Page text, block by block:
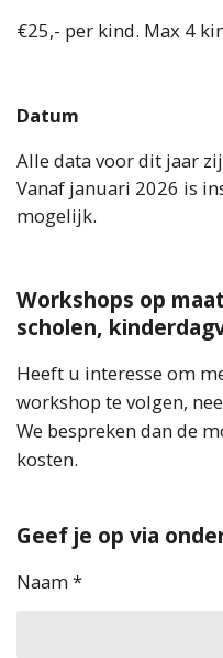
€25,- per kind. Max 4
Datum
Alle data voor dit jaar
Vanaf januari 2026 is
mogelijk.
Workshops op
scholen,
Heeft u interesse om
workshop te volgen,
We bespreken dan de
kosten.
Geef je op via
Naam *